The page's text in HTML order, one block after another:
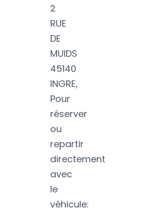
2
RUE
DE
MUIDS
45140
INGRE,
Pour
réserver
ou
repartir
directement
avec
le
véhicule: